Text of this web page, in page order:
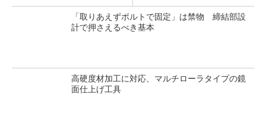
「取りあえずボルトで固定」は禁物 締結部設
計で押さえるべき基本
高硬度材加工に対応、マルチローラタイプの鏡
面仕上げ工具